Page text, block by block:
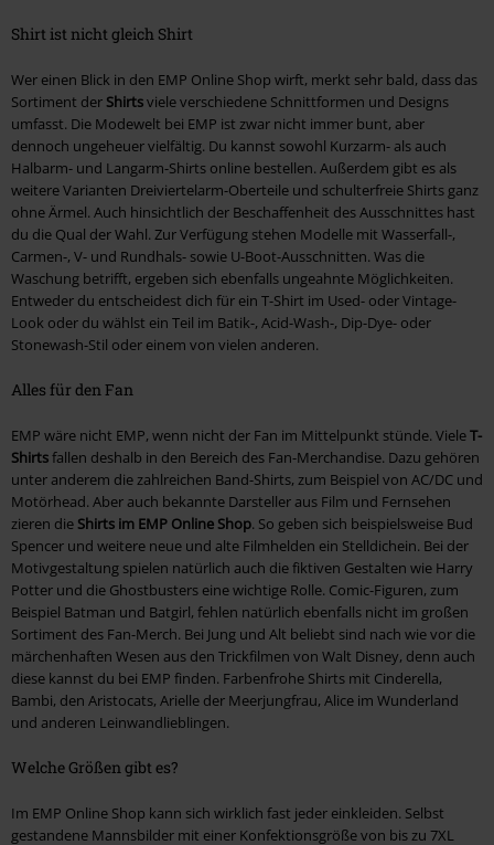
Shirt ist nicht gleich Shirt
Wer einen Blick in den EMP Online Shop wirft, merkt sehr bald, dass das
Sortiment der Shirtsviele verschiedene Schnittformen und Designs
umfasst. Die Modewelt bei EMP ist zwar nicht immer bunt, aber
dennoch ungeheuer vielfältig. Du kannst sowohl Kurzarm- als auch
Halbarm- und Langarm-Shirts online bestellen. Außerdem gibt es als
weitere Varianten Dreiviertelarm-Oberteile und schulterfreie Shirts ganz
ohne Ärmel. Auch hinsichtlich der Beschaffenheit des Ausschnittes hast
du die Qual der Wahl. Zur Verfügung stehen Modelle mit Wasserfall-,
Carmen-, V- und Rundhals- sowie U-Boot-Ausschnitten. Was die
Waschung betrifft, ergeben sich ebenfalls ungeahnte Möglichkeiten.
Entweder du entscheidest dich für ein T-Shirt im Used- oder Vintage-
Look oder du wählst ein Teil im Batik-, Acid-Wash-, Dip-Dye- oder
Stonewash-Stil oder einem von vielen anderen.
Alles für den Fan
EMP wäre nicht EMP, wenn nicht der Fan im Mittelpunkt stünde. VieleT-
Shirtsfallen deshalb in den Bereich des Fan-Merchandise. Dazu gehören
unter anderem die zahlreichen Band-Shirts, zum Beispiel von AC/DC und
Motörhead. Aber auch bekannte Darsteller aus Film und Fernsehen
zieren die Shirts im EMP Online Shop. So geben sich beispielsweise Bud
Spencer und weitere neue und alte Filmhelden ein Stelldichein. Bei der
Motivgestaltung spielen natürlich auch die fiktiven Gestalten wie Harry
Potter und die Ghostbusters eine wichtige Rolle. Comic-Figuren, zum
Beispiel Batman und Batgirl, fehlen natürlich ebenfalls nicht im großen
Sortiment des Fan-Merch. Bei Jung und Alt beliebt sind nach wie vor die
märchenhaften Wesen aus den Trickfilmen von Walt Disney, denn auch
diese kannst du bei EMP finden. Farbenfrohe Shirts mit Cinderella,
Bambi, den Aristocats, Arielle der Meerjungfrau, Alice im Wunderland
und anderen Leinwandlieblingen.
Welche Größen gibt es?
Im EMP Online Shop kann sich wirklich fast jeder einkleiden. Selbst
gestandene Mannsbilder mit einer Konfektionsgröße von bis zu 7XL